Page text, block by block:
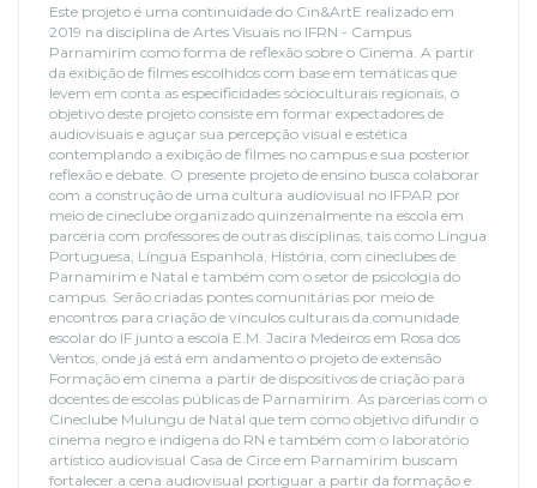
Este projeto é uma continuidade do Cin&ArtE realizado em
2019 na disciplina de Artes Visuais no IFRN - Campus
Parnamirim como forma de reflexão sobre o Cinema. A partir
da exibição de filmes escolhidos com base em temáticas que
levem em conta as especificidades sócioculturais regionais, o
objetivo deste projeto consiste em formar expectadores de
audiovisuais e aguçar sua percepção visual e estética
contemplando a exibição de filmes no campus e sua posterior
reflexão e debate. O presente projeto de ensino busca colaborar
com a construção de uma cultura audiovisual no IFPAR por
meio de cineclube organizado quinzenalmente na escola em
parceria com professores de outras disciplinas, tais como Língua
Portuguesa, Língua Espanhola, História, com cineclubes de
Parnamirim e Natal e também com o setor de psicologia do
campus. Serão criadas pontes comunitárias por meio de
encontros para criação de vínculos culturais da comunidade
escolar do IF junto a escola E.M. Jacira Medeiros em Rosa dos
Ventos, onde já está em andamento o projeto de extensão
Formação em cinema a partir de dispositivos de criação para
docentes de escolas públicas de Parnamirim. As parcerias com o
Cineclube Mulungu de Natal que tem como objetivo difundir o
cinema negro e indígena do RN e também com o laboratório
artístico audiovisual Casa de Circe em Parnamirim buscam
fortalecer a cena audiovisual portiguar a partir da formação e